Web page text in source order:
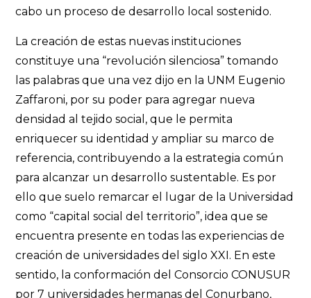
cabo un proceso de desarrollo local sostenido.
La creación de estas nuevas instituciones
constituye una “revolución silenciosa” tomando
las palabras que una vez dijo en la UNM Eugenio
Zaffaroni, por su poder para agregar nueva
densidad al tejido social, que le permita
enriquecer su identidad y ampliar su marco de
referencia, contribuyendo a la estrategia común
para alcanzar un desarrollo sustentable. Es por
ello que suelo remarcar el lugar de la Universidad
como “capital social del territorio”, idea que se
encuentra presente en todas las experiencias de
creación de universidades del siglo XXI. En este
sentido, la conformación del Consorcio CONUSUR
por 7 universidades hermanas del Conurbano,